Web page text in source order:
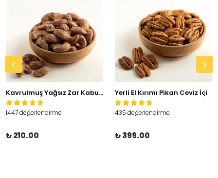
Kavrulmuş Yağsız Zar Kabuklu Kaju
1447 değerlendirme
₺ 210.00
Yerli El Kırımı Pikan Ceviz İçi
435 değerlendirme
₺ 399.00